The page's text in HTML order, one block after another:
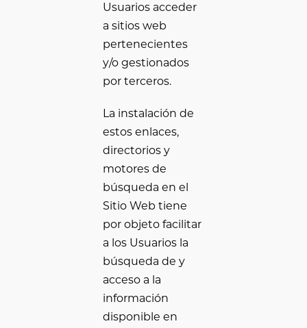
Usuarios acceder
a sitios web
pertenecientes
y/o gestionados
por terceros.
La instalación de
estos enlaces,
directorios y
motores de
búsqueda en el
Sitio Web tiene
por objeto facilitar
a los Usuarios la
búsqueda de y
acceso a la
información
disponible en